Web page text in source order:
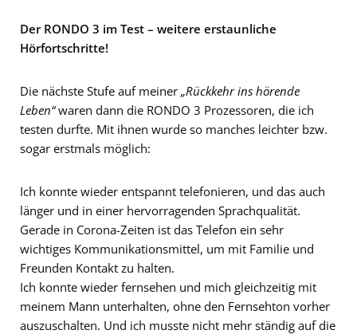
Der RONDO 3 im Test – weitere erstaunliche
Hörfortschritte!
Die nächste Stufe auf meiner „Rückkehr ins hörende
Leben“waren dann die RONDO 3 Prozessoren, die ich
testen durfte. Mit ihnen wurde so manches leichter bzw.
sogar erstmals möglich:
Ich konnte wieder entspannt telefonieren, und das auch
länger und in einer hervorragenden Sprachqualität.
Gerade in Corona-Zeiten ist das Telefon ein sehr
wichtiges Kommunikationsmittel, um mit Familie und
Freunden Kontakt zu halten.
Ich konnte wieder fernsehen und mich gleichzeitig mit
meinem Mann unterhalten, ohne den Fernsehton vorher
auszuschalten. Und ich musste nicht mehr ständig auf die